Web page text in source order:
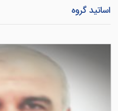
اساتید گروه